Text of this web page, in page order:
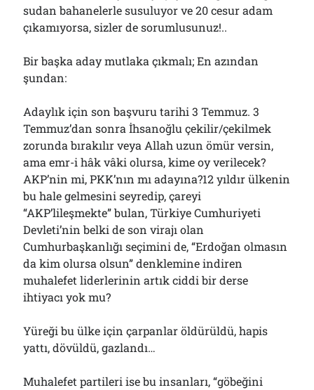
sudan bahanelerle susuluyor ve 20 cesur adam
çıkamıyorsa, sizler de sorumlusunuz!..
Bir başka aday mutlaka çıkmalı; En azından
şundan:
Adaylık için son başvuru tarihi 3 Temmuz. 3
Temmuz’dan sonra İhsanoğlu çekilir/çekilmek
zorunda bırakılır veya Allah uzun ömür versin,
ama emr-i hâk vâki olursa, kime oy verilecek?
AKP’nin mi, PKK’nın mı adayına?12 yıldır ülkenin
bu hale gelmesini seyredip, çareyi
“AKP’lileşmekte” bulan, Türkiye Cumhuriyeti
Devleti’nin belki de son virajı olan
Cumhurbaşkanlığı seçimini de, “Erdoğan olmasın
da kim olursa olsun” denklemine indiren
muhalefet liderlerinin artık ciddi bir derse
ihtiyacı yok mu?
Yüreği bu ülke için çarpanlar öldürüldü, hapis
yattı, dövüldü, gazlandı…
Muhalefet partileri ise bu insanları, “göbeğini